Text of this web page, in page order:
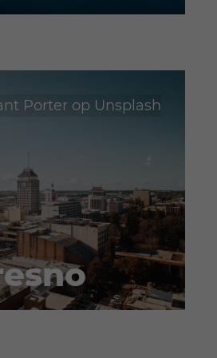
Porterop Unsplash